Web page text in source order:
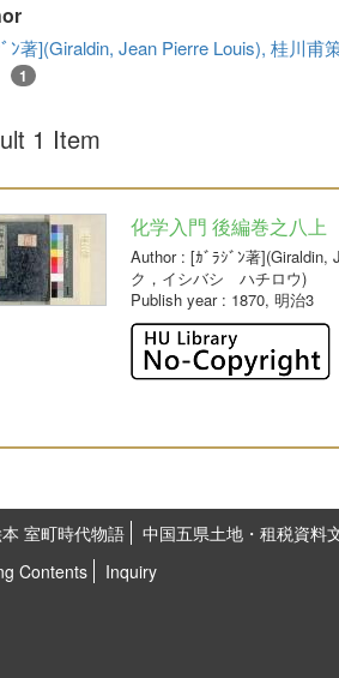
ﾝ著](Giraldin, Jean Pierre Louis), 桂川
1
1 Item
化学入門 後編巻之八上
Author: [ｶﾞﾗｼﾞﾝ著](Giraldin,
ク，イシバシ ハチロウ)
Publish year: 1870, 明治3
室町時代物語
中国五県土地・租税資料
Contents
Inquiry